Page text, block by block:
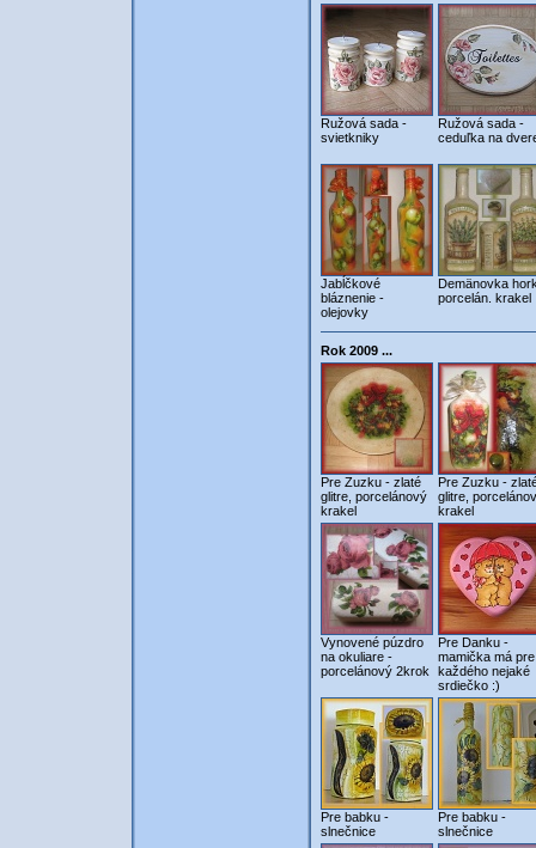
Ružová sada -
svietkniky
Ružová sada -
ceduľka na
Jabĺčkové
bláznenie -
olejovky
Demänovka
porcelán. krakel
Rok 2009 ...
Pre Zuzku - zlaté
glitre, porcelánový
krakel
Pre Zuzku -
glitre,
krakel
Vynovené púzdro
na okuliare -
porcelánový 2krok
Pre Danku -
mamička má pre
každého nejaké
srdiečko :)
Pre babku -
slnečnice
Pre babku -
slnečnice